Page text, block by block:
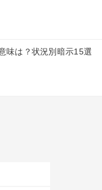
味は？状況別暗示15選